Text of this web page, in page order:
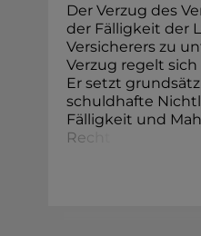
Der Verzug des
der Fälligkeit der
Versicherers zu
Verzug regelt sich
Er setzt
schuldhafte
Fälligkeit und
Rec